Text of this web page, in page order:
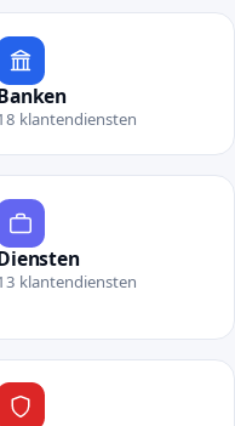
klantendiensten
klantendiensten